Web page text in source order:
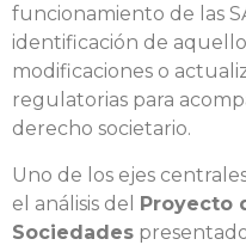
funcionamiento de las
identificación de
modificaciones o
regulatorias para
derecho societario.
Uno de los ejes
el análisis del Proyecto
Sociedades